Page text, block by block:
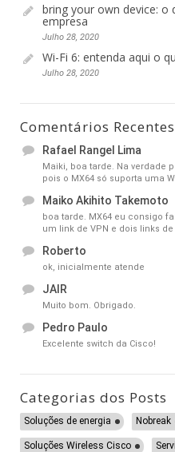
bring your own device: o
empresa
Julho 28, 2020
Wi-Fi 6: entenda aqui o
Julho 28, 2020
Comentários Recentes
Rafael Rangel Lima
Maiki, boa tarde. Na verdade
pois o MX64 só suporta uma
Maiko Akihito Takemoto
boa tarde. MX64 eu consigo
um link de VPN e dois links
Roberto
ok, inicialmente atende
JAIR
Muito bom. Obrigado.
Pedro Paulo
Excelente switch da Cisco!
Categorias dos Posts
Soluções de energia Nobreak
Soluções Wireless Cisco